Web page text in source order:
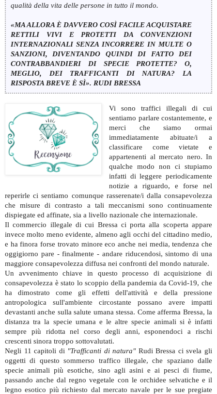
qualità della vita delle persone in tutto il mondo.
«MA ALLORA È DAVVERO COSÌ FACILE ACQUISTARE
RETTILI VIVI E PROTETTI DA CONVENZIONI
INTERNAZIONALI SENZA INCORRERE IN MULTE O
SANZIONI, DIVENTANDO QUINDI DI FATTO DEI
CONTRABBANDIERI DI SPECIE PROTETTE? O,
MEGLIO, DEI TRAFFICANTI DI NATURA? LA
RISPOSTA BREVE È SÌ». RUDI BRESSA
Vi sono traffici illegali di cui
sentiamo parlare costantemente, e
merci che siamo ormai
immediatamente abituate/i a
classificare come vietate e
appartenenti al mercato nero. In
qualche modo non ci stupiamo
infatti di leggere periodicamente
notizie a riguardo, e forse nel
reperirle ci sentiamo comunque rasserenate/i dalla consapevolezza
che misure di contrasto a tali meccanismi sono continuamente
dispiegate ed affinate, sia a livello nazionale che internazionale.
Il commercio illegale di cui Bressa ci porta alla scoperta appare
invece molto meno evidente, almeno agli occhi del cittadino medio,
e ha finora forse trovato minore eco anche nei media, tendenza che
oggigiorno pare - finalmente - andare riducendosi, sintomo di una
maggiore consapevolezza diffusa nei confronti del mondo naturale.
Un avvenimento chiave in questo processo di acquisizione di
consapevolezza è stato lo scoppio della pandemia da Covid-19, che
ha dimostrato come gli effetti dell'attività e della pressione
antropologica sull'ambiente circostante possano avere impatti
devastanti anche sulla salute umana stessa. Come afferma Bressa, la
distanza tra la specie umana e le altre specie animali si è infatti
sempre più ridotta nel corso degli anni, esponendoci a rischi
crescenti sinora troppo sottovalutati.
Negli 11 capitoli di "Trafficanti di natura"Rudi Bressa ci svela gli
oggetti di questo sommerso traffico illegale, che spaziano dalle
specie animali più esotiche, sino agli asini e ai pesci di fiume,
passando anche dal regno vegetale con le orchidee selvatiche e il
legno esotico più richiesto dal mercato navale per le sue pregiate